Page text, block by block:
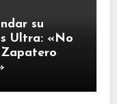
su
Ultra: «No